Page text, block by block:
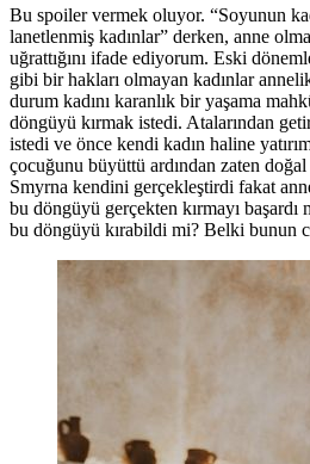
Bu spoiler vermek oluyor. “Soyunun
lanetlenmiş kadınlar” derken, anne
uğrattığını ifade ediyorum. Eski
gibi bir hakları olmayan kadınlar
durum kadını karanlık bir yaşama
döngüyü kırmak istedi. Atalarından
istedi ve önce kendi kadın haline
çocuğunu büyüttü ardından zaten
Smyrna kendini gerçekleştirdi fakat
bu döngüyü gerçekten kırmayı
bu döngüyü kırabildi mi? Belki bunun